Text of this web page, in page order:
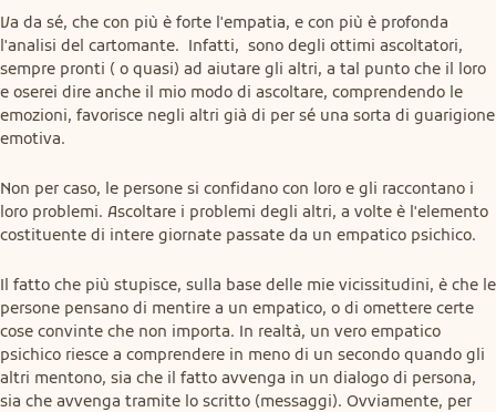
Va da sé, che con più è forte l'empatia, e con più è profonda
l'analisi del cartomante.  Infatti,  sono degli ottimi ascoltatori,
sempre pronti ( o quasi) ad aiutare gli altri, a tal punto che il loro
e oserei dire anche il mio modo di ascoltare, comprendendo le
emozioni, favorisce negli altri già di per sé una sorta di guarigione
emotiva.
Non per caso, le persone si confidano con loro e gli raccontano i
loro problemi. Ascoltare i problemi degli altri, a volte è l'elemento
costituente di intere giornate passate da un empatico psichico.
Il fatto che più stupisce, sulla base delle mie vicissitudini, è che le
persone pensano di mentire a un empatico, o di omettere certe
cose convinte che non importa. In realtà, un vero empatico
psichico riesce a comprendere in meno di un secondo quando gli
altri mentono, sia che il fatto avvenga in un dialogo di persona,
sia che avvenga tramite lo scritto (messaggi). Ovviamente, per